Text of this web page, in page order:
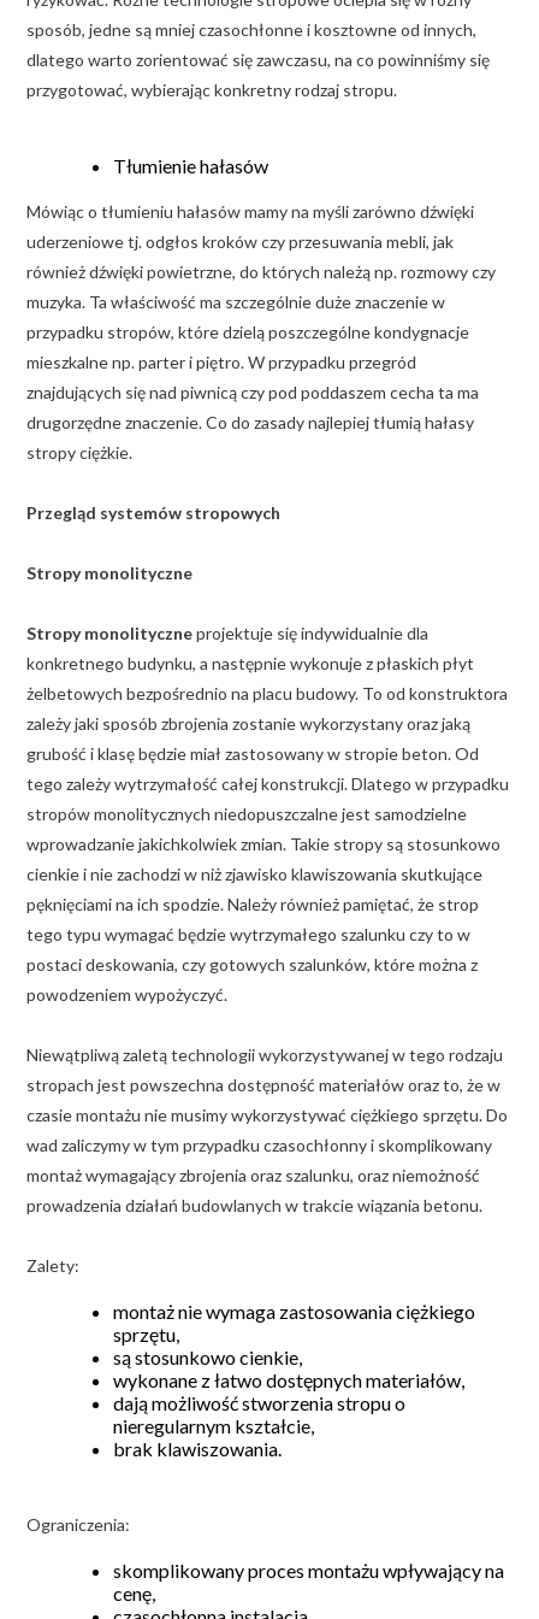
sposób, jedne są mniej czasochłonne i kosztowne od innych,
dlatego warto zorientować się zawczasu, na co powinniśmy się
przygotować, wybierając konkretny rodzaj stropu.
Tłumienie hałasów
Mówiąc o tłumieniu hałasów mamy na myśli zarówno dźwięki
uderzeniowe tj. odgłos kroków czy przesuwania mebli, jak
również dźwięki powietrzne, do których należą np. rozmowy czy
muzyka. Ta właściwość ma szczególnie duże znaczenie w
przypadku stropów, które dzielą poszczególne kondygnacje
mieszkalne np. parter i piętro. W przypadku przegród
znajdujących się nad piwnicą czy pod poddaszem cecha ta ma
drugorzędne znaczenie. Co do zasady najlepiej tłumią hałasy
stropy ciężkie.
Przegląd systemów stropowych
Stropy monolityczne
Stropy monolityczneprojektuje się indywidualnie dla
konkretnego budynku, a następnie wykonuje z płaskich płyt
żelbetowych bezpośrednio na placu budowy. To od konstruktora
zależy jaki sposób zbrojenia zostanie wykorzystany oraz jaką
grubość i klasę będzie miał zastosowany w stropie beton. Od
tego zależy wytrzymałość całej konstrukcji. Dlatego w przypadku
stropów monolitycznych niedopuszczalne jest samodzielne
wprowadzanie jakichkolwiek zmian. Takie stropy są stosunkowo
cienkie i nie zachodzi w niż zjawisko klawiszowania skutkujące
pęknięciami na ich spodzie. Należy również pamiętać, że strop
tego typu wymagać będzie wytrzymałego szalunku czy to w
postaci deskowania, czy gotowych szalunków, które można z
powodzeniem wypożyczyć.
Niewątpliwą zaletą technologii wykorzystywanej w tego rodzaju
stropach jest powszechna dostępność materiałów oraz to, że w
czasie montażu nie musimy wykorzystywać ciężkiego sprzętu. Do
wad zaliczymy w tym przypadku czasochłonny i skomplikowany
montaż wymagający zbrojenia oraz szalunku, oraz niemożność
prowadzenia działań budowlanych w trakcie wiązania betonu.
Zalety:
montaż nie wymaga zastosowania ciężkiego
sprzętu,
są stosunkowo cienkie,
wykonane z łatwo dostępnych materiałów,
dają możliwość stworzenia stropu o
nieregularnym kształcie,
brak klawiszowania.
Ograniczenia:
skomplikowany proces montażu wpływający na
cenę,